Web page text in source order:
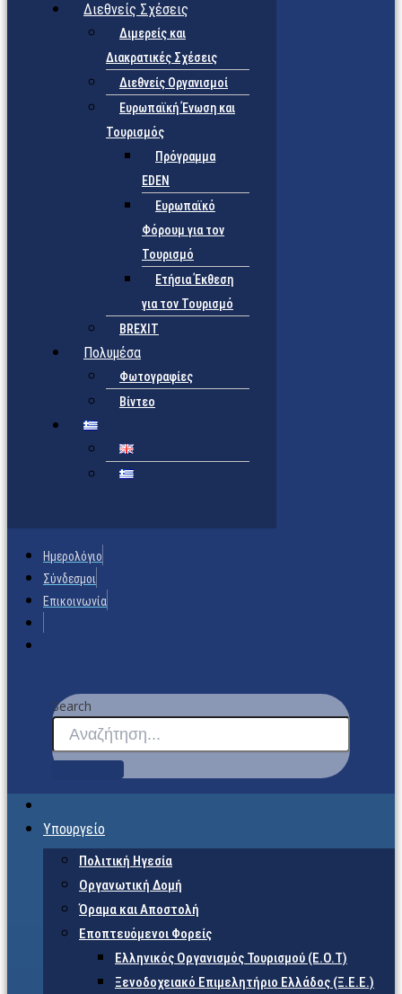
Διεθνείς Σχέσεις
Διμερείς και
Διακρατικές Σχέσεις
Διεθνείς Οργανισμοί
Ευρωπαϊκή Ένωση και
Τουρισμός
Πρόγραμμα
EDEN
Ευρωπαϊκό
Φόρουμ για τον
Τουρισμό
Ετήσια Έκθεση
για τον Τουρισμό
BREXIT
Πολυμέσα
Φωτογραφίες
Βίντεο
Ημερολόγιο
Σύνδεσμοι
Επικοινωνία
Search
Υπουργείο
Πολιτική Ηγεσία
Οργανωτική Δομή
Όραμα και Αποστολή
Εποπτευόμενοι Φορείς
Eλληνικός Οργανισμός Τουρισμού (Ε.Ο.Τ)
Ξενοδοχειακό Επιμελητήριο Ελλάδος (Ξ.Ε.Ε.)